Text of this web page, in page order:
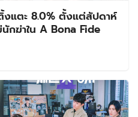
งแตะ 8.0% ตั้งแต่สัปดาห์
กฆ่าใน A Bona Fide